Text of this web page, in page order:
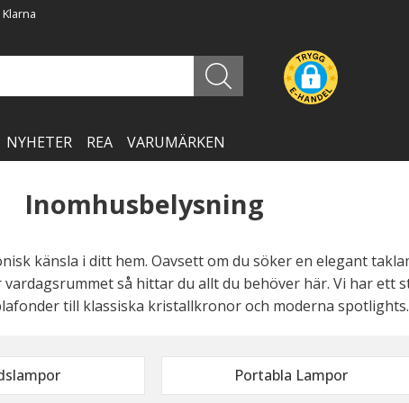
NYHETER REA VARUMÄRKEN
Inomhusbelysning
känsla i ditt hem. Oavsett om du söker en elegant
så hittar du allt du behöver här. Vi har ett
till klassiska kristallkronor och moderna spotlights.
Portabla Lampor